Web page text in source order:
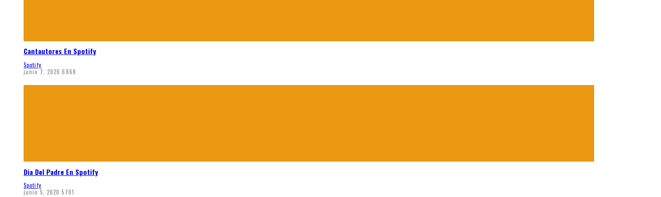
Cantautores En Spotify
Spotify
junio 7, 2020 6868
Dia Del Padre En Spotify
Spotify
junio 5, 2020 5701